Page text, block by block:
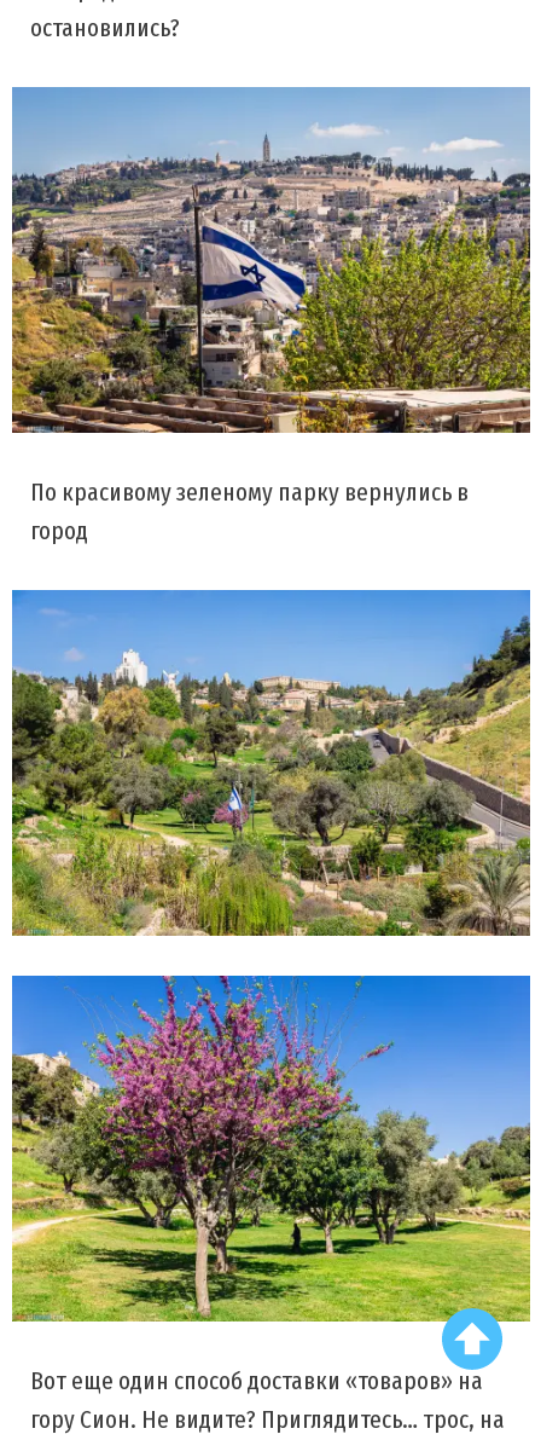
остановились?
По красивому зеленому парку вернулись в
город
Вот еще один способ доставки «товаров» на
гору Сион. Не видите? Приглядитесь… трос, на